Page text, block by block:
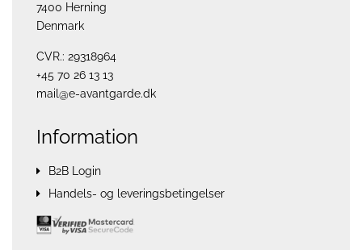
7400 Herning
Denmark
CVR.: 29318964
+45 70 26 13 13
mail@e-avantgarde.dk
Information
B2B Login
Handels- og leveringsbetingelser